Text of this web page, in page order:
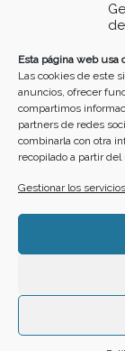
Esta página web usa
Las cookies de este
anuncios, ofrecer
compartimos
partners de redes
combinarla con otra
recopilado a partir
Gestionar los servicios
10 11
17 18
24 25
31
Buscar